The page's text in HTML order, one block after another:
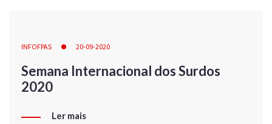
INFOFPAS 20-09-2020
Semana Internacional dos Surdos
2020
Ler mais